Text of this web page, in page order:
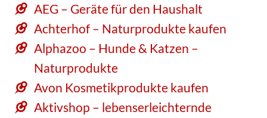
AEG – Geräte für den Haushalt
Achterhof – Naturprodukte kaufen
Alphazoo – Hunde & Katzen –
Naturprodukte
Avon Kosmetikprodukte kaufen
Aktivshop – lebenserleichternde